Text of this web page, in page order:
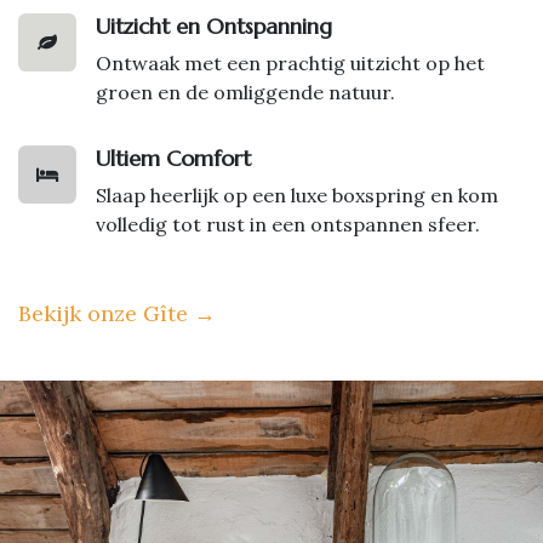
Uitzicht en Ontspanning
Ontwaak met een prachtig uitzicht op het
groen en de omliggende natuur.
Ultiem Comfort
Slaap heerlijk op een luxe boxspring en kom
volledig tot rust in een ontspannen sfeer.
Bekijk onze Gîte →